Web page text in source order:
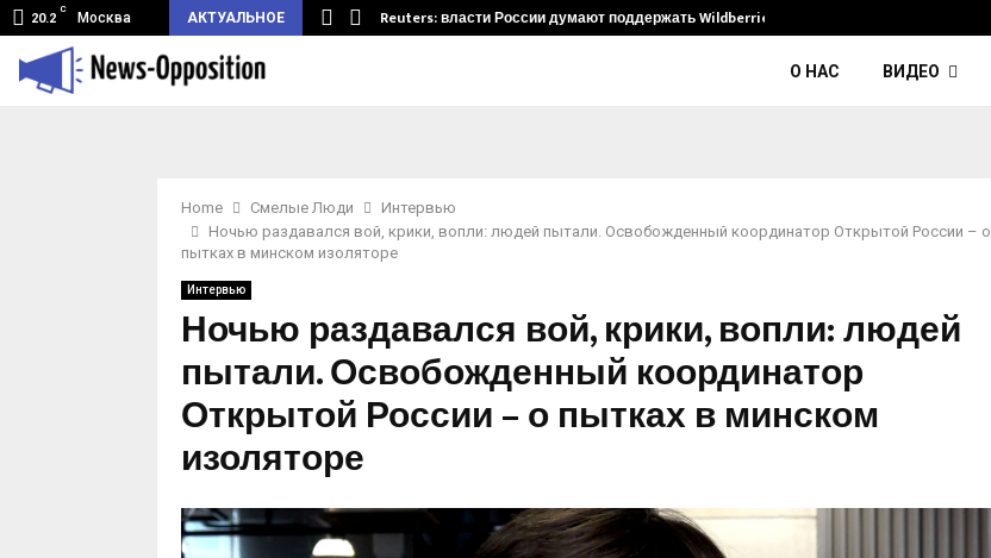
20.2
C
Москва АКТУАЛЬНОЕ
туннель из Беларуси.… Reuters: власти России думают поддержать Wildberries и его…
О НАС ВИДЕО
Home Смелые Люди
Интервью
Ночью раздавался вой, крики, вопли: людей пытали. Освобожденный координатор Открытой России – о
пытках в минском изоляторе
Интервью
Ночью раздавался вой, крики, вопли: людей
пытали. Освобожденный координатор
Открытой России – о пытках в минском
изоляторе